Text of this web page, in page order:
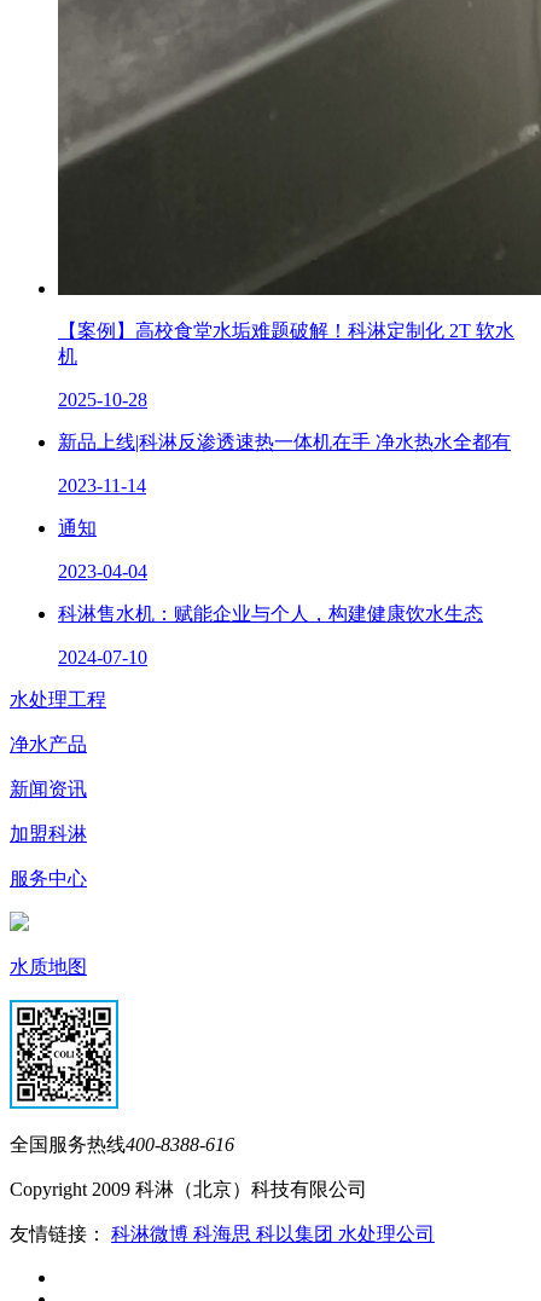
【案例】高校食堂水垢难题破解！科淋定制化 2T 软水
机
2025-10-28
新品上线|科淋反渗透速热一体机在手 净水热水全都有
2023-11-14
通知
2023-04-04
科淋售水机：赋能企业与个人，构建健康饮水生态
2024-07-10
水处理工程
净水产品
新闻资讯
加盟科淋
服务中心
水质地图
全国服务热线400-8388-616
Copyright 2009 科淋（北京）科技有限公司
友情链接： 科淋微博 科海思 科以集团 水处理公司